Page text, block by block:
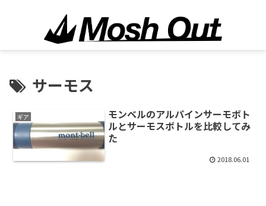
サーモス
ギア
モンベルのアルパインサーモボト
ルとサーモスボトルを比較してみ
た
2018.06.01